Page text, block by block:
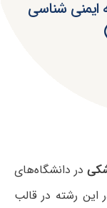
ایمنی شناسی
در دانشگاه‌های
این رشته در قالب